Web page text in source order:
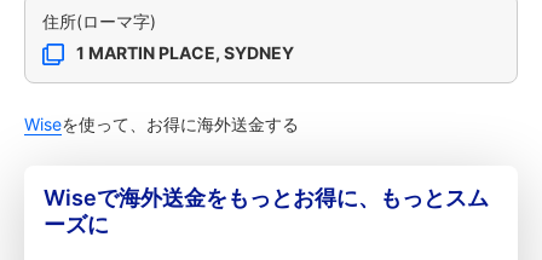
住所(ローマ字)
1 MARTIN PLACE, SYDNEY
Wiseを使って、お得に海外送金する
Wiseで海外送金をもっとお得に、もっとスム
ーズに